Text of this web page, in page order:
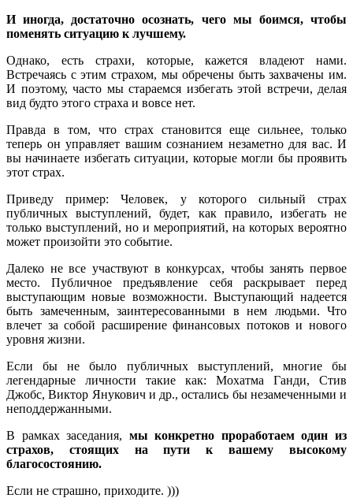
И иногда, достаточно осознать, чего мы боимся, чтобы
поменять ситуацию к лучшему.
Однако, есть страхи, которые, кажется владеют нами.
Встречаясь с этим страхом, мы обречены быть захвачены им.
И поэтому, часто мы стараемся избегать этой встречи, делая
вид будто этого страха и вовсе нет.
Правда в том, что страх становится еще сильнее, только
теперь он управляет вашим сознанием незаметно для вас. И
вы начинаете избегать ситуации, которые могли бы проявить
этот страх.
Приведу пример: Человек, у которого сильный страх
публичных выступлений, будет, как правило, избегать не
только выступлений, но и мероприятий, на которых вероятно
может произойти это событие.
Далеко не все участвуют в конкурсах, чтобы занять первое
место. Публичное предъявление себя раскрывает перед
выступающим новые возможности. Выступающий надеется
быть замеченным, заинтересованными в нем людьми. Что
влечет за собой расширение финансовых потоков и нового
уровня жизни.
Если бы не было публичных выступлений, многие бы
легендарные личности такие как: Мохатма Ганди, Стив
Джобс, Виктор Янукович и др., остались бы незамеченными и
неподдержанными.
В рамках заседания, мы конкретно проработаем один из
страхов, стоящих на пути к вашему высокому
благосостоянию.
Если не страшно, приходите. )))